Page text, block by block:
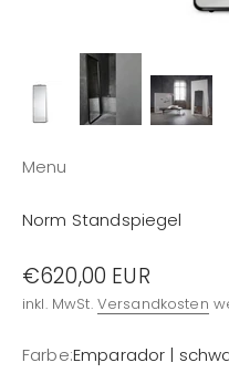
Menu
Norm Standspiegel
Angebot
€620,00 EUR
inkl. MwSt. Versandkosten
Farbe:Emparador |